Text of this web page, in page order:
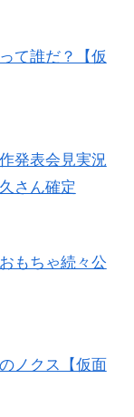
て誰だ？【仮
発表会見実況
さん確定
もちゃ続々公
ノクス【仮面